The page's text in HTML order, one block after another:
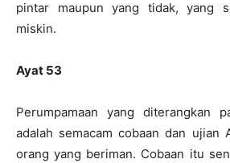
pintar maupun yang tidak, yang
miskin.
Ayat 53
Perumpamaan yang diterangkan
adalah semacam cobaan dan ujian
orang yang beriman. Cobaan itu